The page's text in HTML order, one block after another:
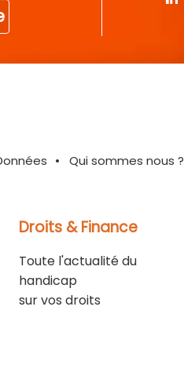
Qui sommes nous ?
Droits & Finance
Toute l'actualité du
handicap
sur vos droits